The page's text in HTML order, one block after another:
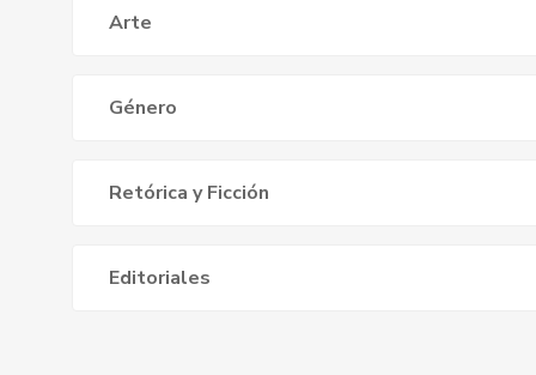
Arte
Género
Retórica y Ficción
Editoriales